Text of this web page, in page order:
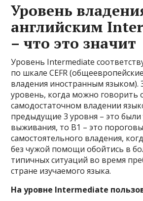
Уровень
английским
– что это значит
Уровень Intermediate
по шкале CEFR
владения иностранным языком).
уровень, когда можно говорить
самодостаточном владении
предыдущие 3 уровня – это
выживания, то B1 – это
самостоятельного владения,
без чужой помощи обойтись в
типичных ситуаций во время
стране изучаемого языка.
На уровне Intermediate